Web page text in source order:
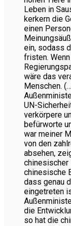
Leben in
kerkern die
einen
ein, sodass
fristen.
wäre das
Menschen.
UN-
verkörpere
befürworte
war meiner
von den
absehen,
chinesischer
chinesische
dass genau
eingetreten
die
so hat die